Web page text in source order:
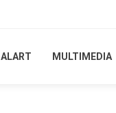
ALART MULTIMEDIA
ALART MULTIMEDIA